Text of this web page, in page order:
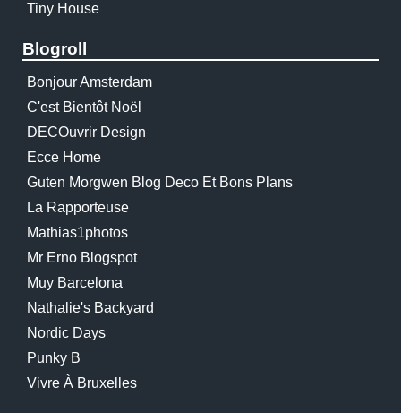
Tiny House
Blogroll
Bonjour Amsterdam
C'est Bientôt Noël
DECOuvrir Design
Ecce Home
Guten Morgwen Blog Deco Et Bons Plans
La Rapporteuse
Mathias1photos
Mr Erno Blogspot
Muy Barcelona
Nathalie's Backyard
Nordic Days
Punky B
Vivre À Bruxelles